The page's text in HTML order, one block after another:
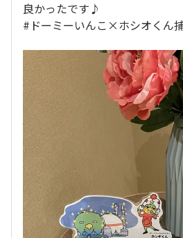
良かったです♪
#ドーミーいんこ×ホシオくん